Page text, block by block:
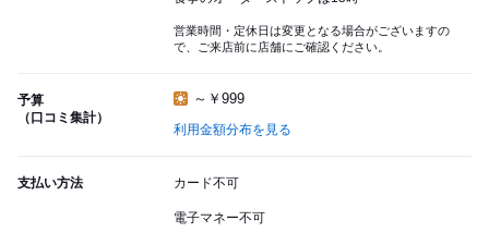
営業時間・定休日は変更となる場合がございますの
で、ご来店前に店舗にご確認ください。
予算
（口コミ集計）
～￥999
利用金額分布を見る
支払い方法 カード不可
電子マネー不可